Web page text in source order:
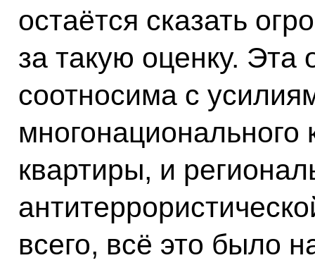
остаётся сказать
за такую оценку. Эта
соотносима с
многонационального
квартиры, и
всего, всё это было